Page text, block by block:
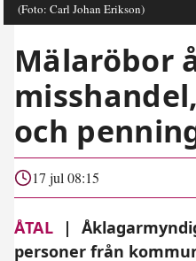
(Foto: Carl Johan Erikson)
Mälaröbor
och
17 jul 08:15
ÅTAL |
personer från